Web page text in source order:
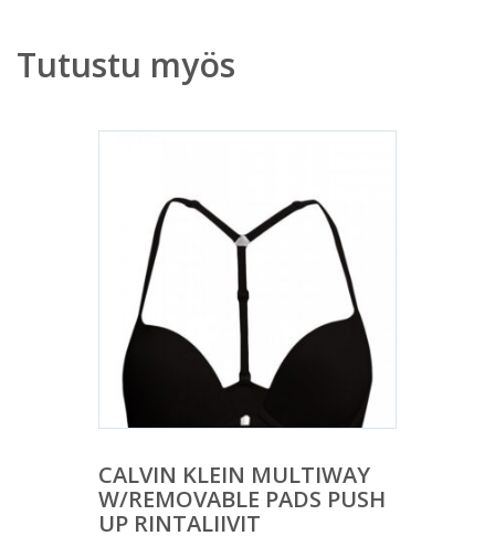
Tutustu myös
CALVIN KLEIN MULTIWAY
W/REMOVABLE PADS PUSH
UP RINTALIIVIT